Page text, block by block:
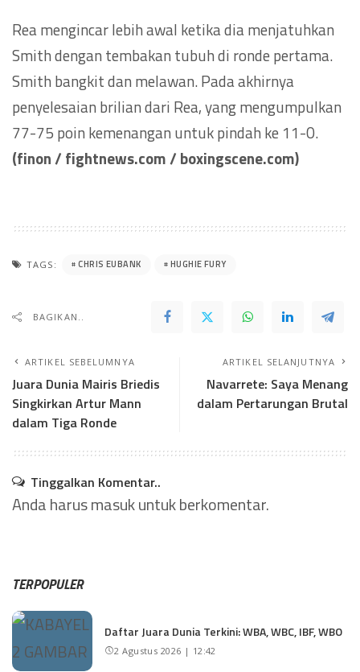
Rea mengincar lebih awal ketika dia menjatuhkan
Smith dengan tembakan tubuh di ronde pertama.
Smith bangkit dan melawan. Pada akhirnya
penyelesaian brilian dari Rea, yang mengumpulkan
77-75 poin kemenangan untuk pindah ke 11-0.
(finon / fightnews.com / boxingscene.com)
TAGS: CHRIS EUBANK HUGHIE FURY
BAGIKAN..
ARTIKEL SEBELUMNYA
Juara Dunia Mairis Briedis
Singkirkan Artur Mann
dalam Tiga Ronde
ARTIKEL SELANJUTNYA
Navarrete: Saya Menang
dalam Pertarungan Brutal
Tinggalkan Komentar..
Anda harusmasukuntuk berkomentar.
TERPOPULER
Daftar Juara Dunia Terkini: WBA, WBC, IBF, WBO
2 Agustus 2026 | 12:42